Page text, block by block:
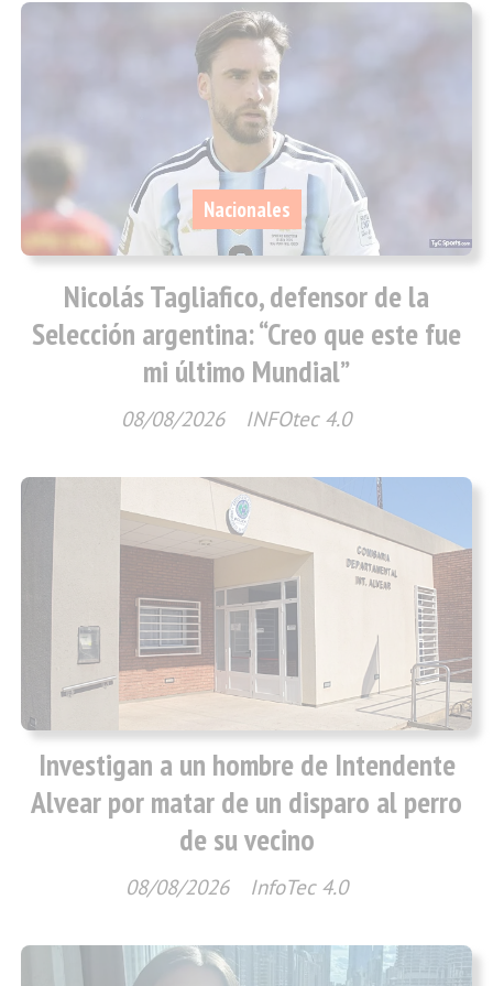
Nicolás Tagliafico, defensor de la
Selección argentina: “Creo que este fue
mi último Mundial”
INFOtec 4.0
Nacionales
08/08/2026
Investigan a un hombre de Intendente
Alvear por matar de un disparo al perro
de su vecino
InfoTec 4.0
08/08/2026